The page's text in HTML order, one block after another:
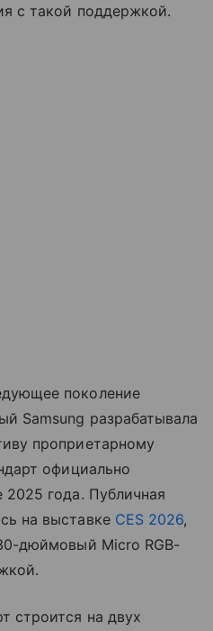
с такой поддержкой.
поколение
Samsung разрабатывала
проприетарному
официально
2025 года. Публичная
на выставке CES 2026,
дюймовый Micro RGB-
строится на двух